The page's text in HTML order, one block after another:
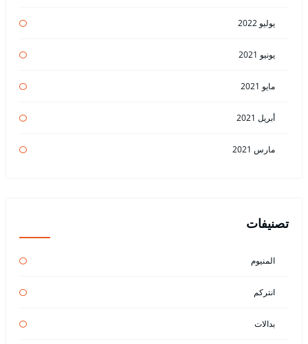
يوليو 2022
يونيو 2021
مايو 2021
أبريل 2021
مارس 2021
تصنيفات
المنيوم
انتركم
بدالات